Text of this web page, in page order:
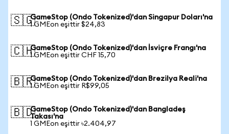
🇸🇬GameStop (Ondo Tokenized)'dan Singapur Doları'na
1 GMEon eşittir $24,83
🇨🇭GameStop (Ondo Tokenized)'dan İsviçre Frangı'na
1 GMEon eşittir CHF 15,70
🇧🇷GameStop (Ondo Tokenized)'dan Brezilya Reali'na
1 GMEon eşittir R$99,05
🇧🇩GameStop (Ondo Tokenized)'dan Bangladeş
Takası'na
1 GMEon eşittir ৳2.404,97